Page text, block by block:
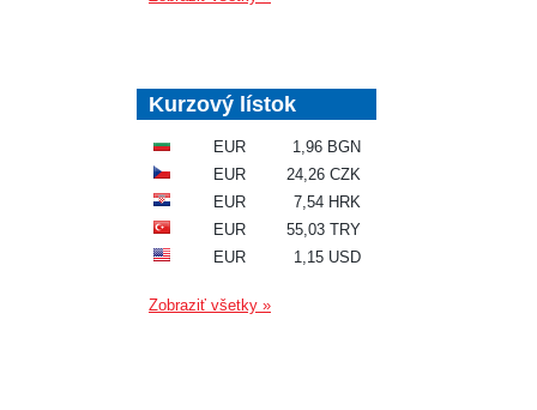
Kurzový lístok
EUR
1,96 BGN
EUR
24,26 CZK
EUR
7,54 HRK
EUR
55,03 TRY
EUR
1,15 USD
Zobraziť všetky »